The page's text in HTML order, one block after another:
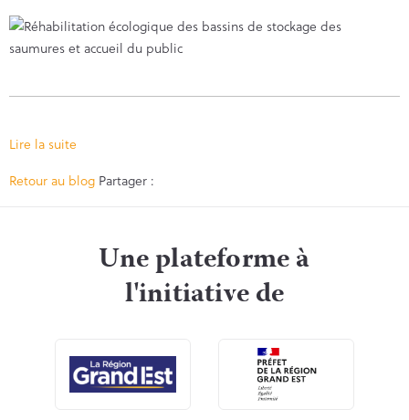
Lire la suite
Retour au blog Partager :
Une plateforme à
l'initiative de